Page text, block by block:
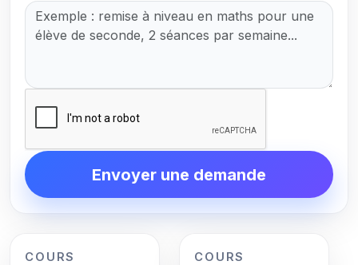
Envoyer une demande
COURS
COURS